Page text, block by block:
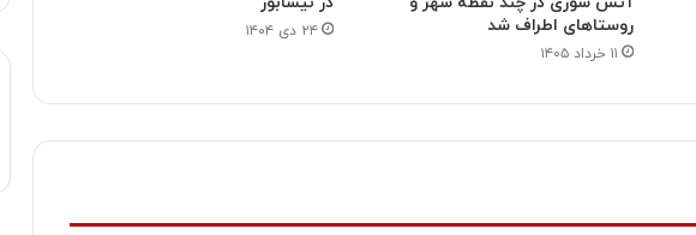
روستاهای اطراف شد
۱۱ خرداد ۱۴۰۵
۲۴ دی ۱۴۰۴